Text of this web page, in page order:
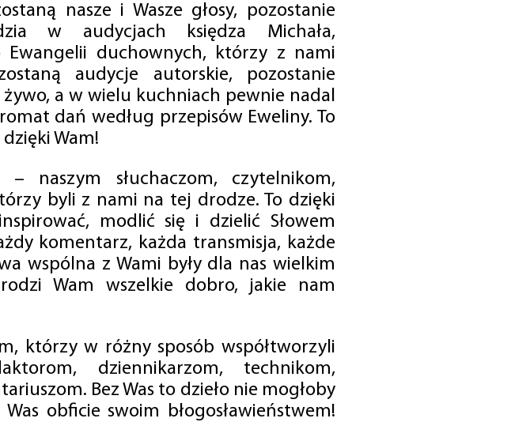
nasze i Wasze głosy, pozostanie
w audycjach księdza Michała,
Ewangelii duchownych, którzy z nami
audycje autorskie, pozostanie
a w wielu kuchniach pewnie nadal
dań według przepisów Eweliny. To
Wam!
– naszym słuchaczom, czytelnikom,
byli z nami na tej drodze. To dzięki
modlić się i dzielić Słowem
komentarz, każda transmisja, każde
wspólna z Wami były dla nas wielkim
Wam wszelkie dobro, jakie nam
którzy w różny sposób współtworzyli
dziennikarzom, technikom,
Bez Was to dzieło nie mogłoby
obficie swoim błogosławieństwem!